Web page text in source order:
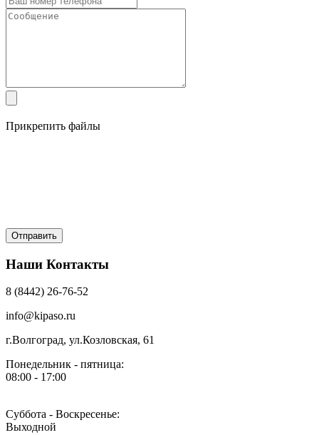
Прикрепить файлы
Наши Контакты
8 (8442) 26-76-52
info@kipaso.ru
г.Волгоград, ул.Козловская, 61
Понедельник - пятница:
08:00 - 17:00
Суббота - Воскресенье:
Выходной